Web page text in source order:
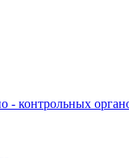
- контрольных